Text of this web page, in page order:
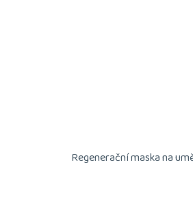
Regenerační maska na